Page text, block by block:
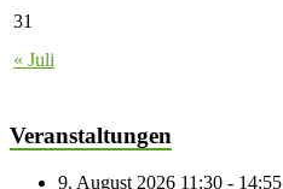
31
« Juli
Veranstaltungen
9. August 2026 11:30 - 14:55